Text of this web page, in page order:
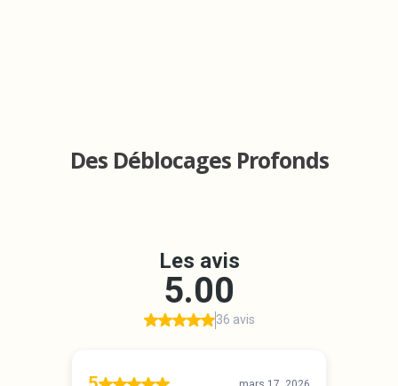
Des Déblocages Profonds